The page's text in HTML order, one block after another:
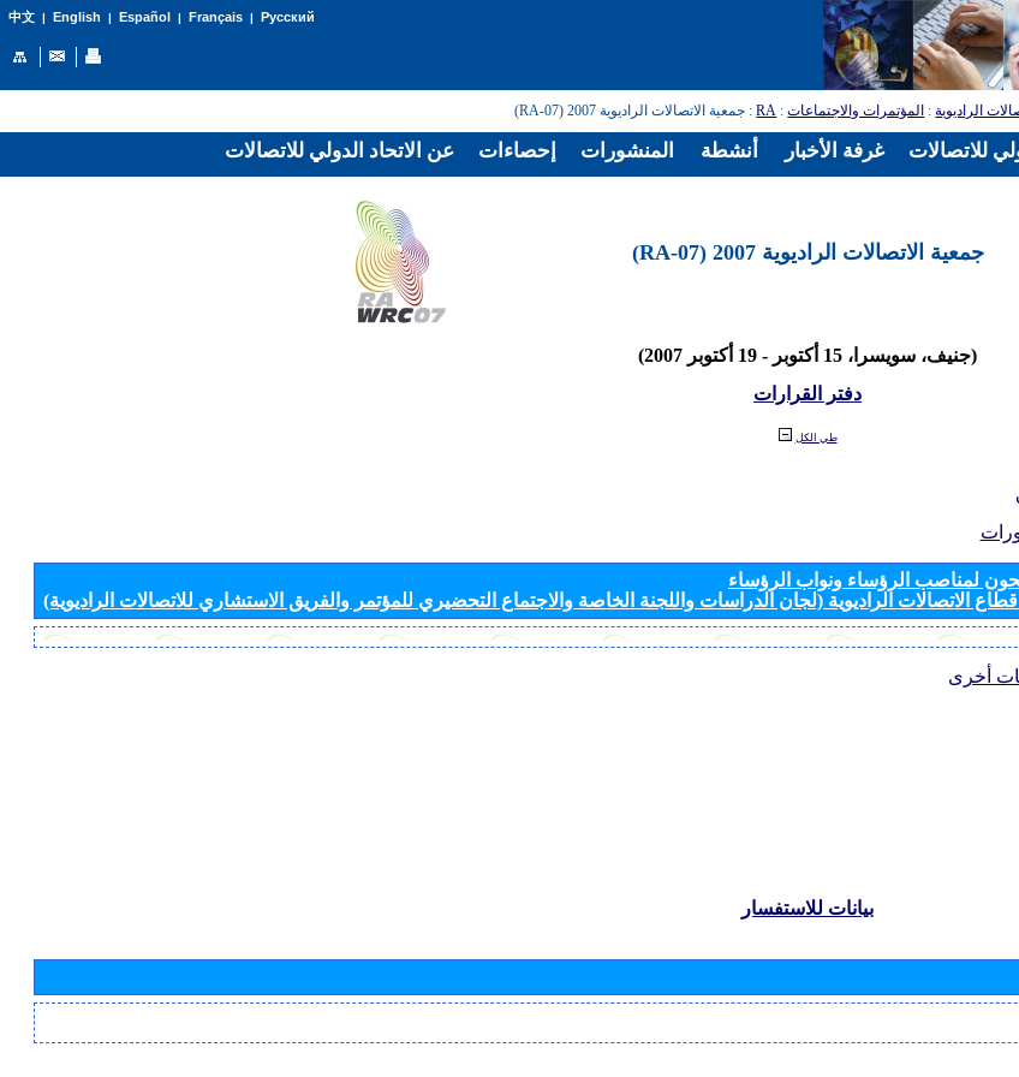
中文| English | Español | Français| Русский
الراديوية: المؤتمرات والاجتماعات:
RA: جمعية الاتصالات الراديوية 2007 (RA-07)
جمعية الاتصالات الراديوية 2007 (RA-07)
(جنيف، سويسرا، 15 أكتوبر - 19 أكتوبر 2007)
دفتر القرارات
طي الكل
لمناصب الرؤساء ونواب الرؤساء
الاتصالات الراديوية (لجان الدراسات واللجنة الخاصة والاجتماع التحضيري للمؤتمر والفريق الاستشاري للاتصالات الراديوية)
أخرى
بيانات للاستفسار
عن الاتحاد الدولي للاتصالات إحصاءات المنشورات أنشطة غرفة الأخبار للاتصالات